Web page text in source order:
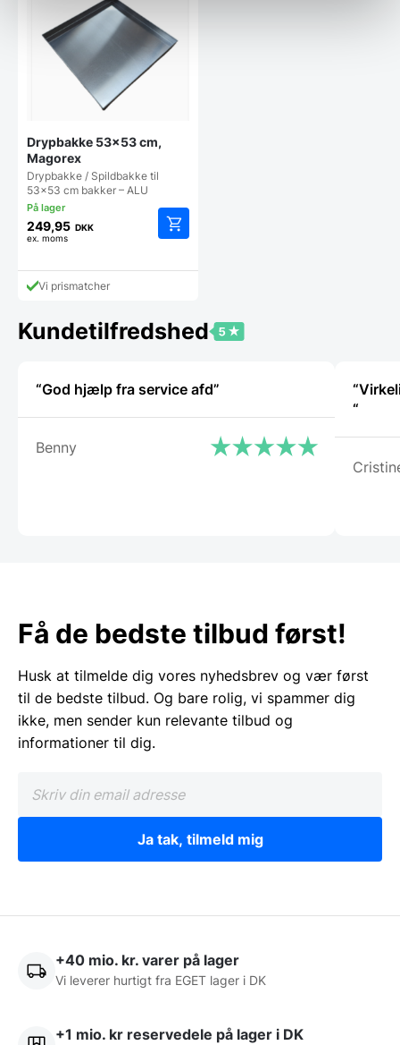
Drypbakke 53×53 cm,
Magorex
Drypbakke / Spildbakke til
53×53 cm bakker – ALU
249,95 DKK
ex. moms
Vi prismatcher
Kundetilfredshed
“God hjælp fra service afd”
Benny
“
Få de bedste tilbud først!
Husk at tilmelde dig vores nyhedsbrev og vær først
til de bedste tilbud. Og bare rolig, vi spammer dig
ikke, men sender kun relevante tilbud og
informationer til dig.
Ja tak, tilmeld mig
+40 mio. kr. varer på lager
Vi leverer hurtigt fra EGET lager i DK
+1 mio. kr reservedele på lager i DK